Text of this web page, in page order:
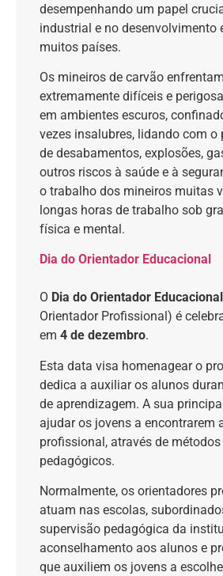
desempenhando um papel
industrial e no desenvolvimento
muitos países.
Os mineiros de carvão
extremamente difíceis e
em ambientes escuros,
vezes insalubres, lidando com o
de desabamentos, explosões,
outros riscos à saúde e à
o trabalho dos mineiros muitas
longas horas de trabalho sob
física e mental.
Dia do Orientador Educacional
O Dia do Orientador Educacional
Orientador Profissional) é
em 4 de dezembro.
Esta data visa homenagear o
dedica a auxiliar os alunos
de aprendizagem. A sua
ajudar os jovens a encontrarem
profissional, através de
pedagógicos.
Normalmente, os orientadores
atuam nas escolas,
supervisão pedagógica da
aconselhamento aos alunos e
que auxiliem os jovens a